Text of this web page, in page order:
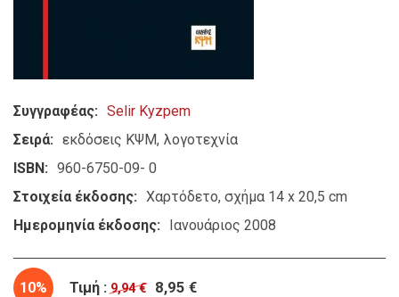
Συγγραφέας
Selir Kyzpem
Σειρά
εκδόσεις ΚΨΜ λογοτεχνία
ISBN
960-6750-09- 0
Στοιχεία έκδοσης
Χαρτόδετο, σχήμα 14 x 20,5 cm
Ημερομηνία έκδοσης
Ιανουάριος 2008
10% Τιμή : 9,94 € 8,95 €